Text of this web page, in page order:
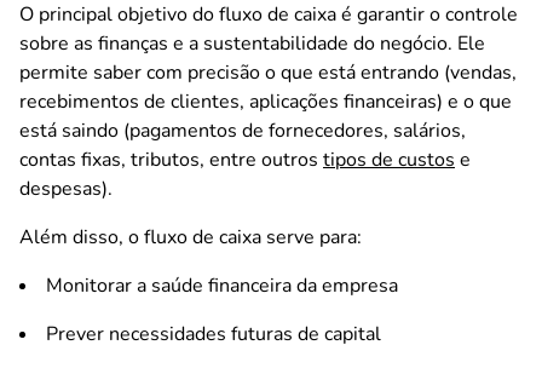
O principal objetivo do fluxo de caixa é garantir o controle
sobre as finanças e a sustentabilidade do negócio. Ele
permite saber com precisão o que está entrando (vendas,
recebimentos de clientes, aplicações financeiras) e o que
está saindo (pagamentos de fornecedores, salários,
contas fixas, tributos, entre outros tipos de custos e
despesas).
Além disso, o fluxo de caixa serve para:
Monitorar a saúde financeira da empresa
Prever necessidades futuras de capital